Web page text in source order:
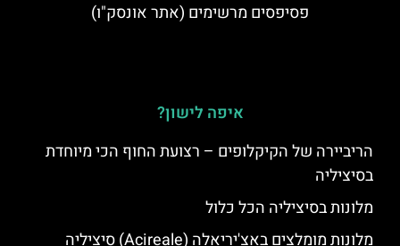
פסיפסים מרשימים (אתר אונסק"ו)
איפה לישון?
הריביירה של הקיקלופים – רצועת החוף הכי מיוחדת
בסיציליה
מלונות בסיציליה הכל כלול
מלונות מומלצים באצ'יריאלה (Acireale) סיציליה